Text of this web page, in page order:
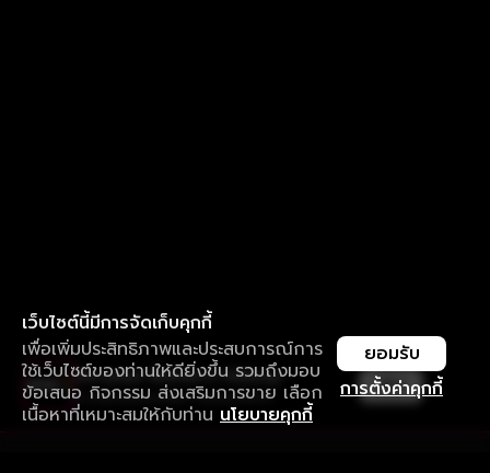
เว็บไซต์นี้มีการจัดเก็บคุกกี้
เพื่อเพิ่มประสิทธิภาพและประสบการณ์การ
ใช้เว็บไซต์ของท่านให้ดียิ่งขึ้น รวมถึงมอบ
ข้อเสนอ กิจกรรม ส่งเสริมการขาย เลือก
เนื้อหาที่เหมาะสมให้กับท่าน นโยบายคุกกี้
การตั้งค่าคุกกี้
ยอมรับ
ใช้งานแอป ลื่นไหลกว่า ไม่มีสะดุด
ดาวน์โหลดแอปเพื่อการรับชมที่ดีกว่า เปิด